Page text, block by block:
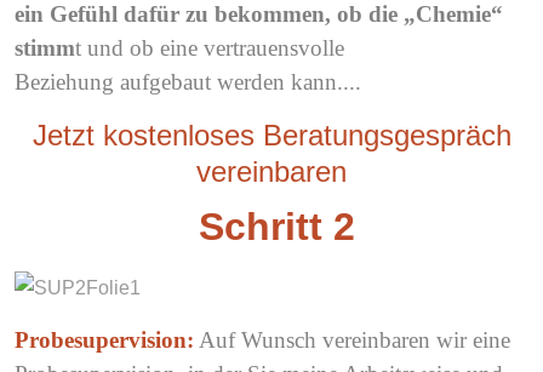
ein Gefühl dafür zu bekommen, ob die „Chemie“
stimmt und ob eine vertrauensvolle
Beziehung aufgebaut werden kann....
Jetzt kostenloses Beratungsgespräch
vereinbaren
Schritt 2
Probesupervision: Auf Wunsch vereinbaren wir eine